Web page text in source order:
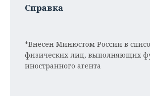
Справка
*Внесен Минюстом России в
физических лиц, выполняющих
иностранного агента